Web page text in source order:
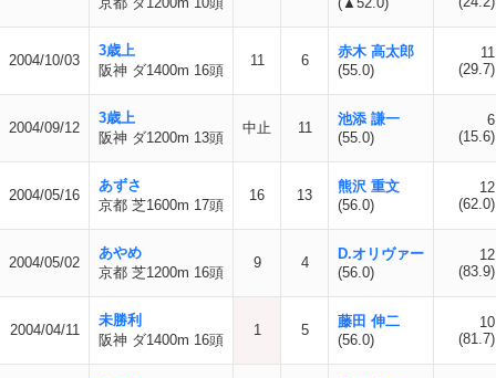
2004/10/03
3歳上
阪神 ダ1400m 16頭
11 6
赤木 高太郎
(55.0)
11
(29.7)
2004/09/12
3歳上
阪神 ダ1200m 13頭
中止 11
池添 謙一
(55.0)
6
(15.6)
2004/05/16
あずさ
京都 芝1600m 17頭
16 13
熊沢 重文
(56.0)
12
(62.0)
2004/05/02
あやめ
京都 芝1200m 16頭
9 4
D.オリヴァー
(56.0)
12
(83.9)
2004/04/11
未勝利
阪神 ダ1400m 16頭
1 5
藤田 伸二
(56.0)
10
(81.7)